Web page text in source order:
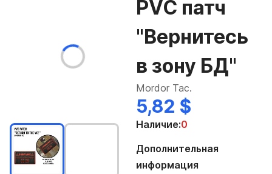
PVC патч
"Вернитесь
в зону БД"
Mordor Tac.
5,82 $
Наличие:0
Дополнительная
информация